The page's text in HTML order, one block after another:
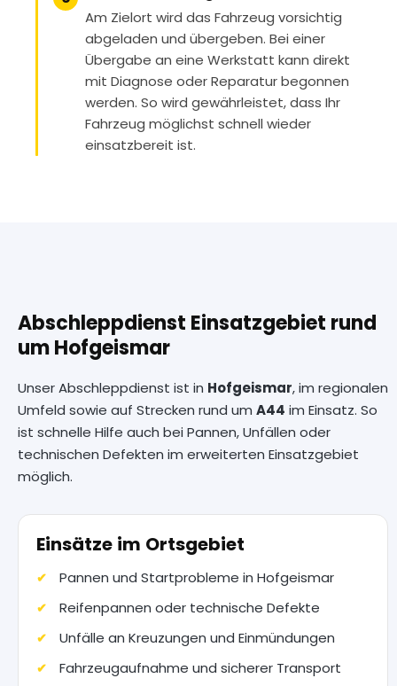
Am Zielort wird das Fahrzeug vorsichtig
abgeladen und übergeben. Bei einer
Übergabe an eine Werkstatt kann direkt
mit Diagnose oder Reparatur begonnen
werden. So wird gewährleistet, dass Ihr
Fahrzeug möglichst schnell wieder
einsatzbereit ist.
Abschleppdienst Einsatzgebiet rund
um Hofgeismar
Unser Abschleppdienst ist in Hofgeismar, im regionalen
Umfeld sowie auf Strecken rund um A44 im Einsatz. So
ist schnelle Hilfe auch bei Pannen, Unfällen oder
technischen Defekten im erweiterten Einsatzgebiet
möglich.
Einsätze im Ortsgebiet
Pannen und Startprobleme in Hofgeismar
Reifenpannen oder technische Defekte
Unfälle an Kreuzungen und Einmündungen
Fahrzeugaufnahme und sicherer Transport